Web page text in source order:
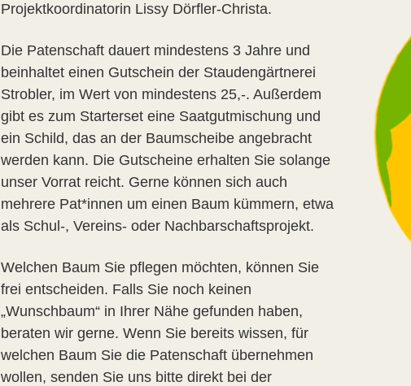
Projektkoordinatorin Lissy Dörfler-Christa.
Die Patenschaft dauert mindestens 3 Jahre und
beinhaltet einen Gutschein der Staudengärtnerei
Strobler, im Wert von mindestens 25,-. Außerdem
gibt es zum Starterset eine Saatgutmischung und
ein Schild, das an der Baumscheibe angebracht
werden kann. Die Gutscheine erhalten Sie solange
unser Vorrat reicht. Gerne können sich auch
mehrere Pat*innen um einen Baum kümmern, etwa
als Schul-, Vereins- oder Nachbarschaftsprojekt.
Welchen Baum Sie pflegen möchten, können Sie
frei entscheiden. Falls Sie noch keinen
„Wunschbaum“ in Ihrer Nähe gefunden haben,
beraten wir gerne. Wenn Sie bereits wissen, für
welchen Baum Sie die Patenschaft übernehmen
wollen, senden Sie uns bitte direkt bei der